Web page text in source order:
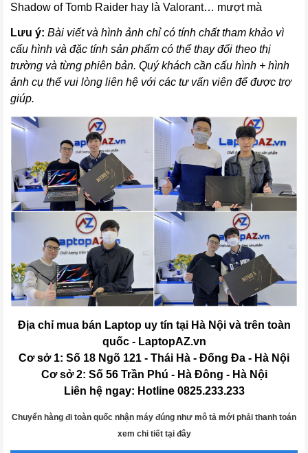
Shadow of Tomb Raider hay là Valorant… mượt mà
Lưu ý: Bài viết và hình ảnh chỉ có tính chất tham khảo vì
cấu hình và đặc tính sản phẩm có thể thay đổi theo thị
trường và từng phiên bản. Quý khách cần cấu hình + hình
ảnh cụ thể vui lòng liên hệ với các tư vấn viên để được trợ
giúp.
Địa chỉ mua bán Laptop uy tín tại Hà Nội và trên toàn
quốc - LaptopAZ.vn
Cơ sở 1: Số 18 Ngõ 121 - Thái Hà - Đống Đa - Hà Nội
Cơ sở 2: Số 56 Trần Phú - Hà Đông - Hà Nội
Liên hệ ngay: Hotline 0825.233.233
Chuyển hàng đi toàn quốc nhận máy đúng như mô tả mới phải thanh toán
xem chi tiết tại đây